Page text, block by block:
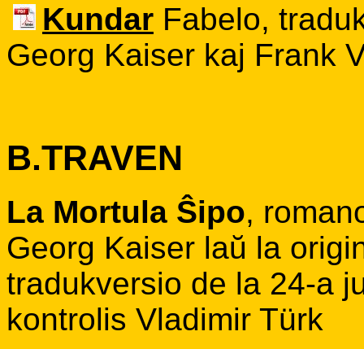
Kundar Fabelo,
Georg Kaiser kaj Frank
B.TRAVEN
La Mortula Ŝipo,
Georg Kaiser laŭ la
tradukversio de la 24-a
kontrolis Vladimir Türk